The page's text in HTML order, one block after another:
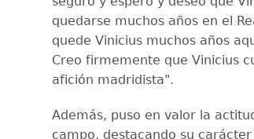
quedarse muchos años en el
quede Vinicius muchos años
Creo firmemente que Vinicius
afición madridista".
Además, puso en valor la
campo, destacando su